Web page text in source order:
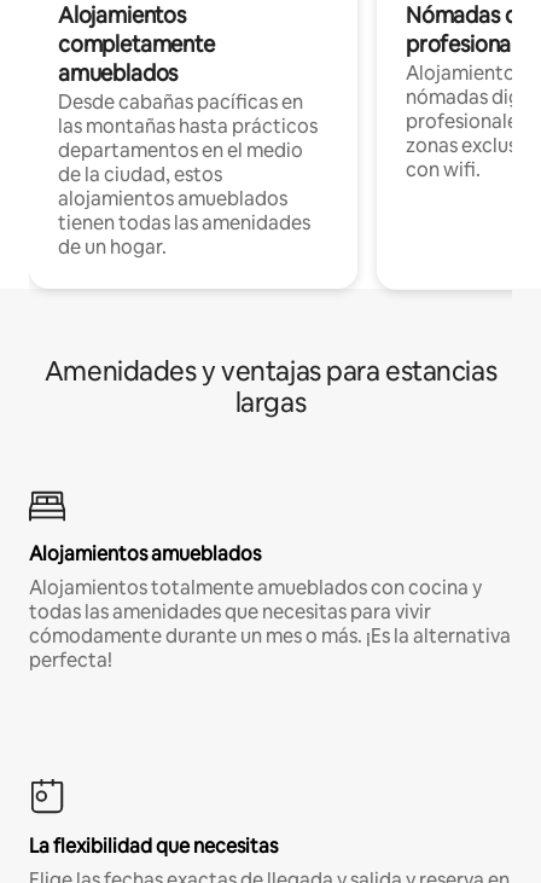
Alojamientos
completamente
amueblados
Desde cabañas pacíficas en
las montañas hasta prácticos
departamentos en el medio
de la ciudad, estos
alojamientos amueblados
tienen todas las amenidades
de un hogar.
Nómadas
Alojamientos
nómadas
profesionales
zonas
con wifi.
Amenidades y ventajas para estancias
largas
Alojamientos amueblados
Alojamientos totalmente amueblados con cocina y
todas las amenidades que necesitas para vivir
cómodamente durante un mes o más. ¡Es la alternativa
perfecta!
La flexibilidad que necesitas